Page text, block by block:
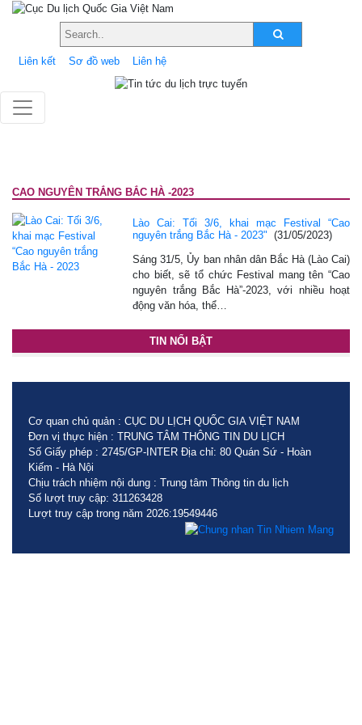
Liên kết Sơ đồ web Liên hệ
CAO NGUYÊN TRẮNG BẮC HÀ -2023
Lào Cai: Tối 3/6, khai mạc Festival “Cao
nguyên trắng Bắc Hà - 2023"
(31/05/2023)
Sáng 31/5, Ủy ban nhân dân Bắc Hà (Lào Cai)
cho biết, sẽ tổ chức Festival mang tên “Cao
nguyên trắng Bắc Hà”-2023, với nhiều hoạt
động văn hóa, thể…
TIN NỔI BẬT
Cơ quan chủ quản : CỤC DU LỊCH QUỐC GIA VIỆT NAM
Đơn vị thực hiện : TRUNG TÂM THÔNG TIN DU LỊCH
Số Giấy phép : 2745/GP-INTER Địa chỉ: 80 Quán Sứ - Hoàn
Kiếm - Hà Nội
Chịu trách nhiệm nội dung : Trung tâm Thông tin du lịch
Số lượt truy cập: 311263428
Lượt truy cập trong năm 2026:19549446